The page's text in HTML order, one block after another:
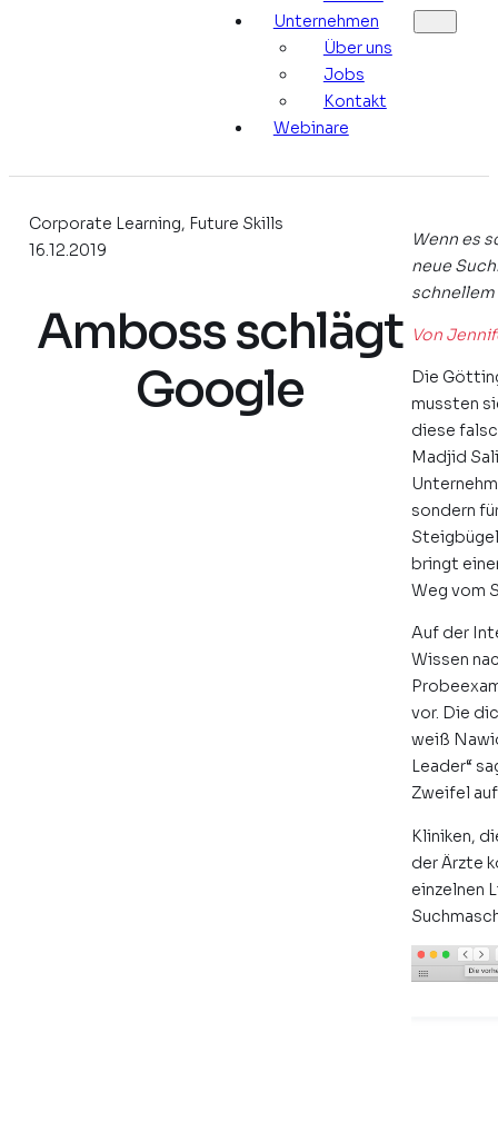
Unternehmen
Über uns
Jobs
Kontakt
Webinare
Corporate Learning, Future Skills
16.12.2019
Amboss schlägt
Google
Wenn es
neue
schnellem
Von
Die
mussten
diese
Madjid
sondern
bringt
Weg vom
Auf der
Wissen
vor. Die
weiß
Leader“
Zweifel
Kliniken,
der Ärzte
einzelnen